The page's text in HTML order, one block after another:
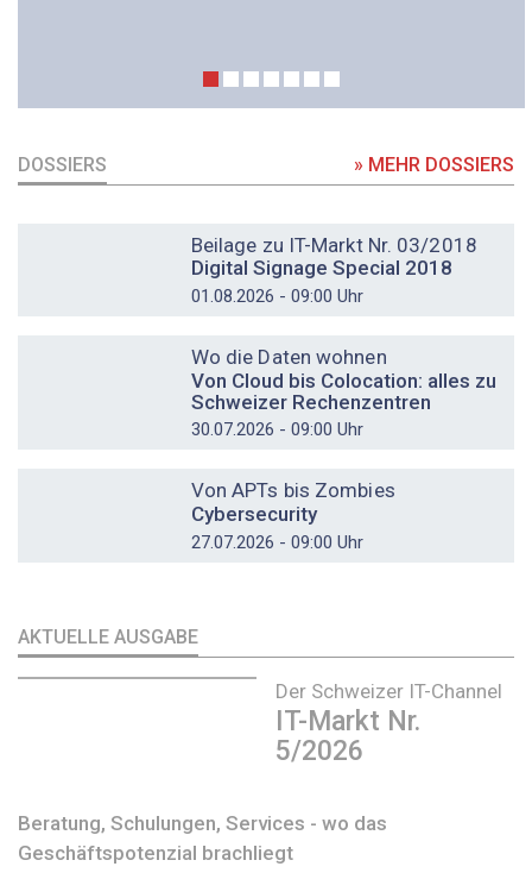
DOSSIERS » MEHR DOSSIERS
Beilage zu IT-Markt Nr. 03/2018
Digital Signage Special 2018
01.08.2026 - 09:00 Uhr
Wo die Daten wohnen
Von Cloud bis Colocation: alles zu
Schweizer Rechenzentren
30.07.2026 - 09:00 Uhr
Von APTs bis Zombies
Cybersecurity
27.07.2026 - 09:00 Uhr
AKTUELLE AUSGABE
Der Schweizer IT-Channel
IT-Markt Nr.
5/2026
Beratung, Schulungen, Services - wo das
Geschäftspotenzial brachliegt